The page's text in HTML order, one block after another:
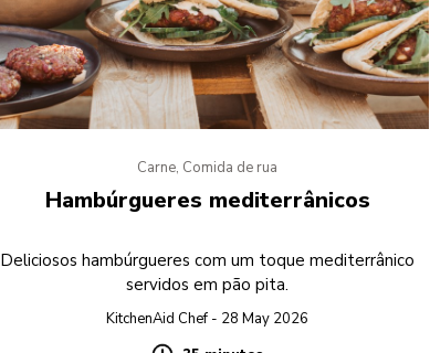
Carne, Comida de rua
Hambúrgueres mediterrânicos
Deliciosos hambúrgueres com um toque mediterrânico
servidos em pão pita.
KitchenAid Chef - 28 May 2026